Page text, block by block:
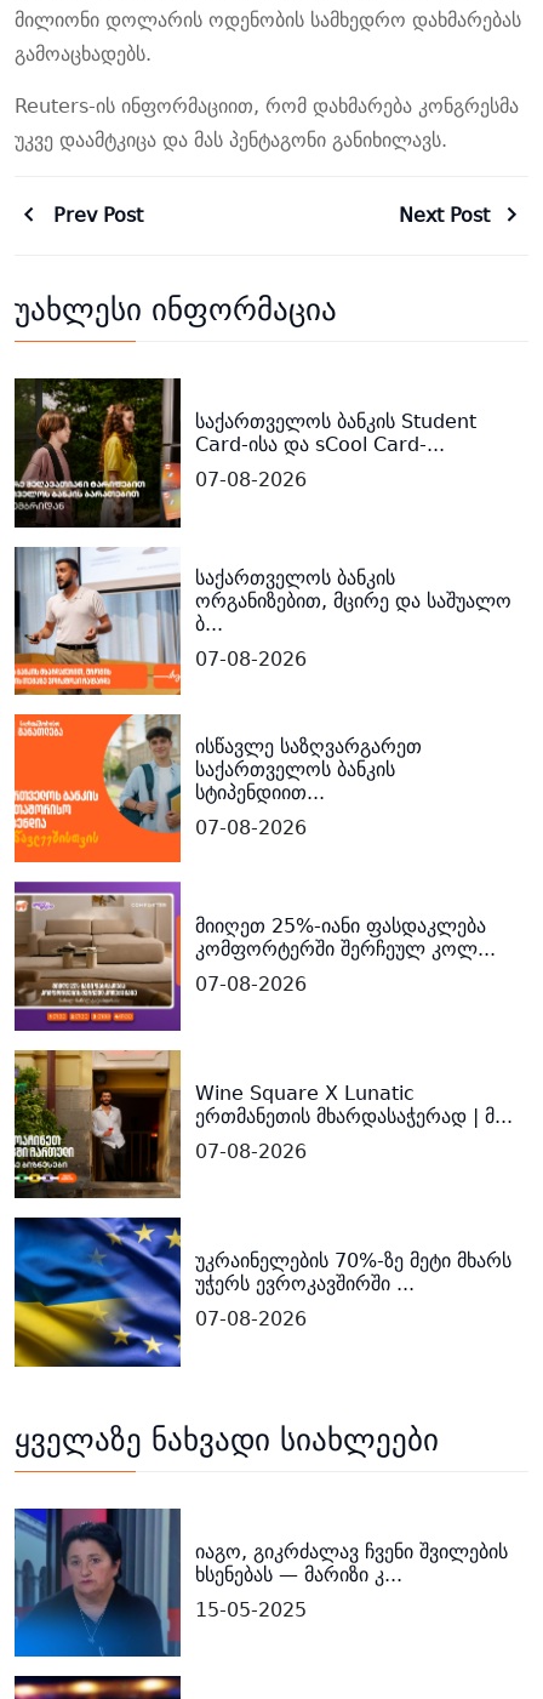
მილიონი დოლარის ოდენობის სამხედრო დახმარებას
გამოაცხადებს.
Reuters-ის ინფორმაციით, რომ დახმარება კონგრესმა
უკვე დაამტკიცა და მას პენტაგონი განიხილავს.
Prev Post Next Post
უახლესი ინფორმაცია
საქართველოს ბანკის Student
Card-ისა და sCool Card-...
07-08-2026
საქართველოს ბანკის
ორგანიზებით, მცირე და საშუალო
ბ...
07-08-2026
ისწავლე საზღვარგარეთ
საქართველოს ბანკის
სტიპენდიით...
07-08-2026
მიიღეთ 25%-იანი ფასდაკლება
კომფორტერში შერჩეულ კოლ...
07-08-2026
Wine Square X Lunatic
ერთმანეთის მხარდასაჭერად | მ...
07-08-2026
უკრაინელების 70%-ზე მეტი მხარს
უჭერს ევროკავშირში ...
07-08-2026
ყველაზე ნახვადი სიახლეები
იაგო, გიკრძალავ ჩვენი შვილების
ხსენებას — მარიზი კ...
15-05-2025